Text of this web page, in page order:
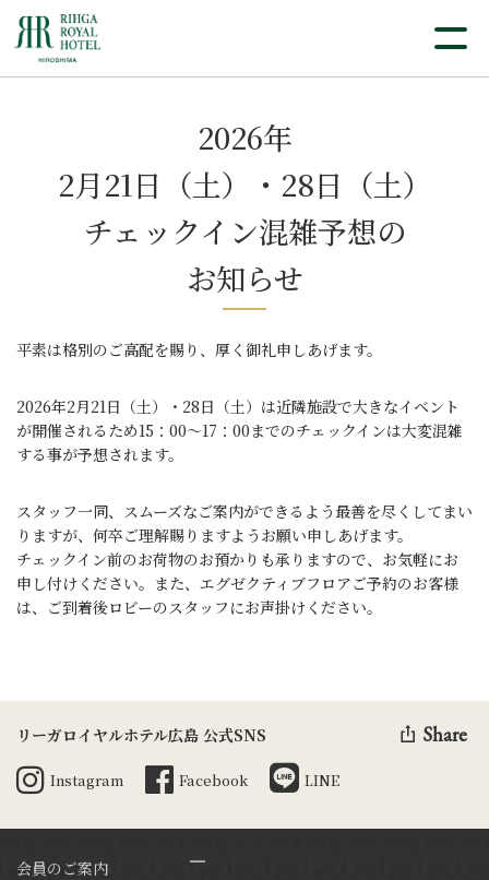
2026年
2月21日（土）・28日（土）
チェックイン混雑予想の
お知らせ
平素は格別のご高配を賜り、厚く御礼申しあげます。
2026年2月21日（土）・28日（土）は近隣施設で大きなイベント
が開催されるため15：00～17：00までのチェックインは大変混雑
する事が予想されます。
スタッフ一同、スムーズなご案内ができるよう最善を尽くしてまい
りますが、何卒ご理解賜りますようお願い申しあげます。
チェックイン前のお荷物のお預かりも承りますので、お気軽にお
申し付けください。 また、エグゼクティブフロアご予約のお客様
は、ご到着後ロビーのスタッフにお声掛けください。
リーガロイヤルホテル広島 公式SNS
Instagram Facebook LINE
Share
会員のご案内